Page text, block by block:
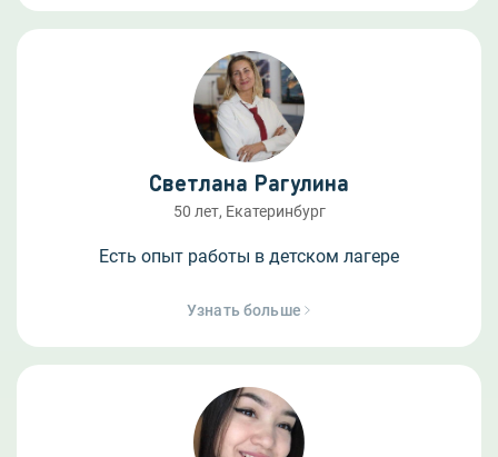
Светлана Рагулина
50 лет, Екатеринбург
Есть опыт работы в детском лагере
Узнать больше